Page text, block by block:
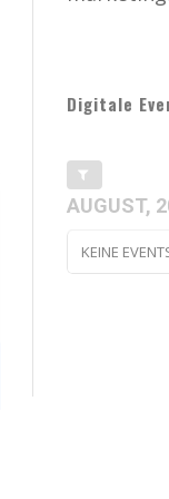
Digitale
AUGUST,
KEINE